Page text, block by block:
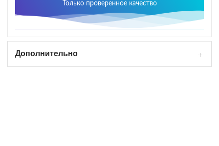
Только проверенное качество
Дополнительно